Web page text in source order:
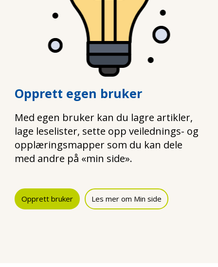
Opprett egen bruker
Med egen bruker kan du lagre artikler,
lage leselister, sette opp veilednings- og
opplæringsmapper som du kan dele
med andre på «min side».
Opprett bruker Les mer om Min side